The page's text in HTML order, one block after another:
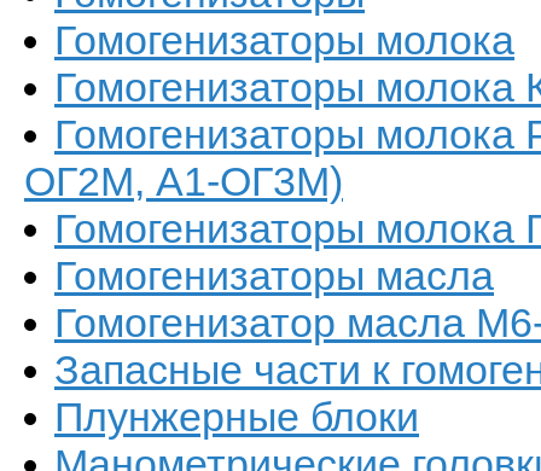
Гомогенизаторы молока
Гомогенизаторы молока
Гомогенизаторы
ОГ2М, А1-ОГ3М)
Гомогенизаторы молока
Гомогенизаторы масла
Гомогенизатор масла
Запасные части к
Плунжерные блоки